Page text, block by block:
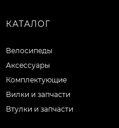
КАТАЛОГ
Велосипеды
Аксессуары
Комплектующие
Вилки и запчасти
Втулки и запчасти